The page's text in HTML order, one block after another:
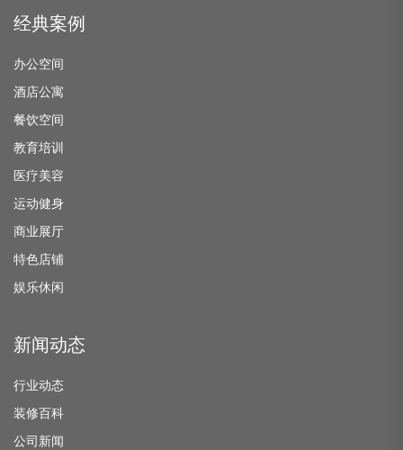
经典案例
办公空间
酒店公寓
餐饮空间
教育培训
医疗美容
运动健身
商业展厅
特色店铺
娱乐休闲
新闻动态
行业动态
装修百科
公司新闻